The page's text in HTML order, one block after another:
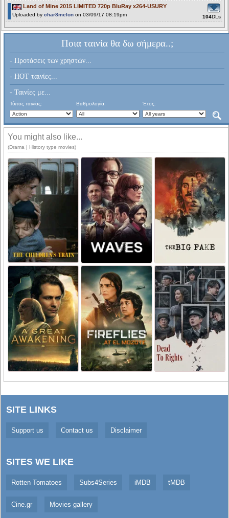
Land of Mine 2015 LIMITED 720p BluRay x264-USURY
Uploaded by char8melon on 03/09/17 08:19pm 104DLs
Ποια ταινία θα δω σήμερα..;
- Προτάσεις των χρηστών...
- HOT ταινίες...
- Ταινίες με...
Τύπος ταινίας: Βαθμολογία: Έτος:
You might also like...
(Drama | History type movies)
SITE LINKS
Support us Contact us Disclaimer
SITES WE LIKE
Rotten Tomatoes Subs4Series iMDB tMDB
Cine.gr Movies gallery